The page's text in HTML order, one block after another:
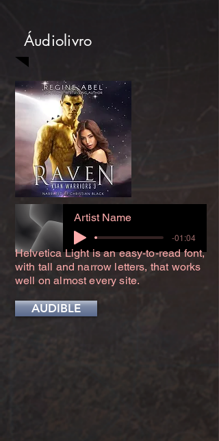
Áudiolivro
Artist Name
-01:04
Helvetica Light is an easy-to-read font,
with tall and narrow letters, that works
well on almost every site.
AUDIBLE